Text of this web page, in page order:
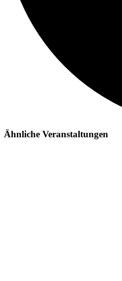
Ähnliche Veranstaltungen